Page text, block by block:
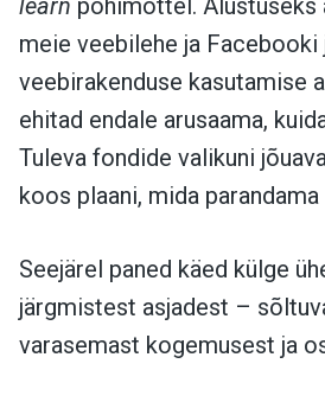
meie veebilehe ja Facebooki
veebirakenduse kasutamise
ehitad endale arusaama,
Tuleva fondide valikuni
koos plaani, mida parandama
Seejärel paned käed külge
järgmistest asjadest –
varasemast kogemusest ja